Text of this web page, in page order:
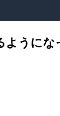
ようにな